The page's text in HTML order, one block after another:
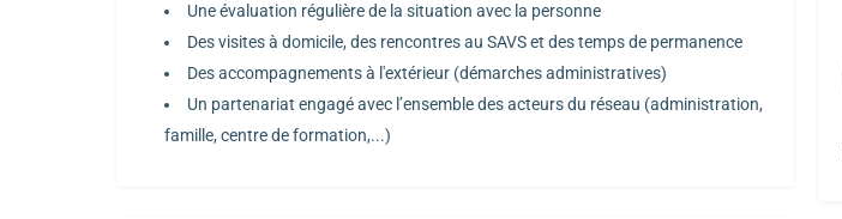
Une évaluation régulière de la situation avec la personne
Des visites à domicile, des rencontres au SAVS et des temps de permanence
Des accompagnements à l'extérieur (démarches administratives)
Un partenariat engagé avec l’ensemble des acteurs du réseau (administration,
famille, centre de formation,...)